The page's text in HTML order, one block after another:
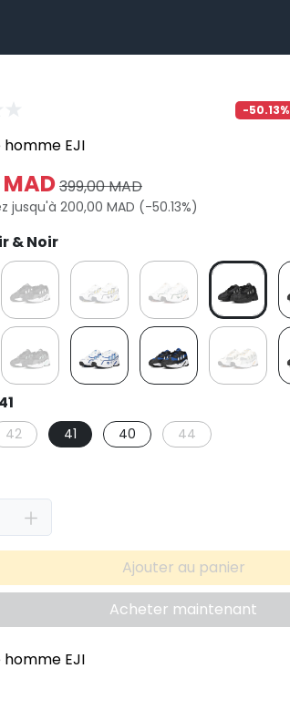
-50.13%
homme EJI
399,00 MAD
jusqu'à 200,00 MAD (-50.13%)
& Noir
41
42 41 40 44
Ajouter au panier
Acheter maintenant
homme EJI